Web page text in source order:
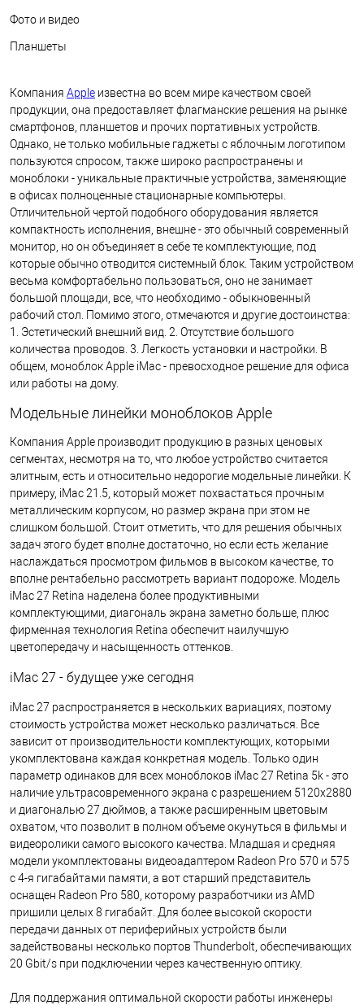
Фото и видео
Планшеты
Компания Apple известна во всем мире качеством своей
продукции, она предоставляет флагманские решения на рынке
смартфонов, планшетов и прочих портативных устройств.
Однако, не только мобильные гаджеты с яблочным логотипом
пользуются спросом, также широко распространены и
моноблоки - уникальные практичные устройства, заменяющие
в офисах полноценные стационарные компьютеры.
Отличительной чертой подобного оборудования является
компактность исполнения, внешне - это обычный современный
монитор, но он объединяет в себе те комплектующие, под
которые обычно отводится системный блок. Таким устройством
весьма комфортабельно пользоваться, оно не занимает
большой площади, все, что необходимо - обыкновенный
рабочий стол. Помимо этого, отмечаются и другие достоинства:
1. Эстетический внешний вид. 2. Отсутствие большого
количества проводов. 3. Легкость установки и настройки. В
общем, моноблок Apple iMac - превосходное решение для офиса
или работы на дому.
Модельные линейки моноблоков Apple
Компания Apple производит продукцию в разных ценовых
сегментах, несмотря на то, что любое устройство считается
элитным, есть и относительно недорогие модельные линейки. К
примеру, iMac 21.5, который может похвастаться прочным
металлическим корпусом, но размер экрана при этом не
слишком большой. Стоит отметить, что для решения обычных
задач этого будет вполне достаточно, но если есть желание
наслаждаться просмотром фильмов в высоком качестве, то
вполне рентабельно рассмотреть вариант подороже. Модель
iMac 27 Retina наделена более продуктивными
комплектующими, диагональ экрана заметно больше, плюс
фирменная технология Retina обеспечит наилучшую
цветопередачу и насыщенность оттенков.
iMac 27 - будущее уже сегодня
iMac 27 распространяется в нескольких вариациях, поэтому
стоимость устройства может несколько различаться. Все
зависит от производительности комплектующих, которыми
укомплектована каждая конкретная модель. Только один
параметр одинаков для всех моноблоков iMac 27 Retina 5k - это
наличие ультрасовременного экрана с разрешением 5120x2880
и диагональю 27 дюймов, а также расширенным цветовым
охватом, что позволит в полном объеме окунуться в фильмы и
видеоролики самого высокого качества. Младшая и средняя
модели укомплектованы видеоадаптером Radeon Pro 570 и 575
с 4-я гигабайтами памяти, а вот старший представитель
оснащен Radeon Pro 580, которому разработчики из AMD
пришили целых 8 гигабайт. Для более высокой скорости
передачи данных от периферийных устройств были
задействованы несколько портов Thunderbolt, обеспечивающих
20 Gbit/s при подключении через качественную оптику.
Для поддержания оптимальной скорости работы инженеры